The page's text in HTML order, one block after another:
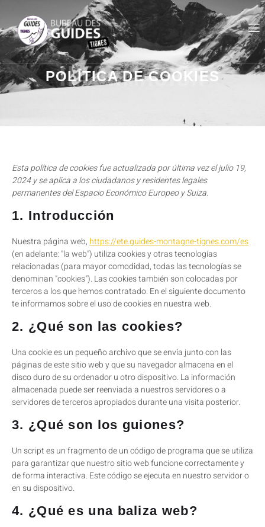
POLÍTICA DE COOKIES
INFORMACIÓN
Esta política de cookies fue actualizada por última vez el julio 19,
2024 y se aplica a los ciudadanos y residentes legales
permanentes del Espacio Económico Europeo y Suiza.
1. Introducción
Nuestra página web, https://ete.guides-montagne-tignes.com/es
(en adelante: "la web") utiliza cookies y otras tecnologías
relacionadas (para mayor comodidad, todas las tecnologías se
denominan "cookies"). Las cookies también son colocadas por
terceros a los que hemos contratado. En el siguiente documento
te informamos sobre el uso de cookies en nuestra web.
2. ¿Qué son las cookies?
Una cookie es un pequeño archivo que se envía junto con las
páginas de este sitio web y que su navegador almacena en el
disco duro de su ordenador u otro dispositivo. La información
almacenada puede ser reenviada a nuestros servidores o a
servidores de terceros apropiados durante una visita posterior.
3. ¿Qué son los guiones?
Un script es un fragmento de un código de programa que se utiliza
para garantizar que nuestro sitio web funcione correctamente y
de forma interactiva. Este código se ejecuta en nuestro servidor o
en su dispositivo.
4. ¿Qué es una baliza web?